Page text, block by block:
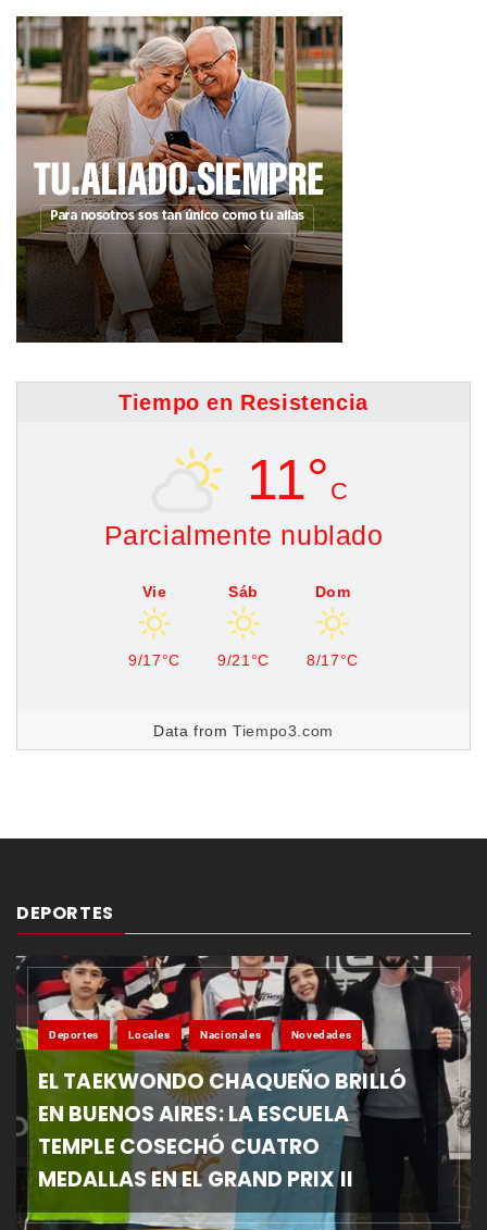
entradas
Tiempo en Resistencia
11° C
Parcialmente nublado
Vie
9/17°C
Sáb
9/21°C
Dom
8/17°C
Data fromTiempo3.com
DEPORTES
Deportes Locales Nacionales Novedades
EL TAEKWONDO CHAQUEÑO BRILLÓ
EN BUENOS AIRES: LA ESCUELA
TEMPLE COSECHÓ CUATRO
MEDALLAS EN EL GRAND PRIX II